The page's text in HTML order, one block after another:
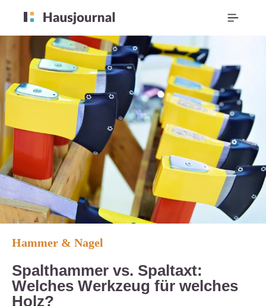
Hammer & Nagel
Spalthammer vs. Spaltaxt:
Welches Werkzeug für welches
Holz?